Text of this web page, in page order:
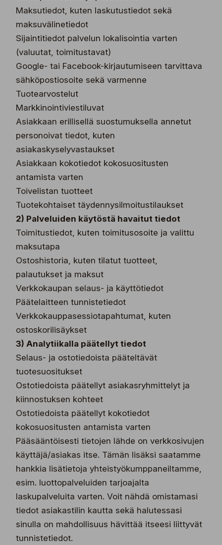
Maksutiedot, kuten laskutustiedot sekä
maksuvälinetiedot
Sijaintitiedot palvelun lokalisointia varten
(valuutat, toimitustavat)
Google- tai Facebook-kirjautumiseen tarvittava
sähköpostiosoite sekä varmenne
Tuotearvostelut
Markkinointiviestiluvat
Asiakkaan erillisellä suostumuksella annetut
personoivat tiedot, kuten
asiakaskyselyvastaukset
Asiakkaan kokotiedot kokosuositusten
antamista varten
Toivelistan tuotteet
Tuotekohtaiset täydennysilmoitustilaukset
2) Palveluiden käytöstä havaitut tiedot
Toimitustiedot, kuten toimitusosoite ja valittu
maksutapa
Ostoshistoria, kuten tilatut tuotteet,
palautukset ja maksut
Verkkokaupan selaus- ja käyttötiedot
Päätelaitteen tunnistetiedot
Verkkokauppasessiotapahtumat, kuten
ostoskorilisäykset
3) Analytiikalla päätellyt tiedot
Selaus- ja ostotiedoista pääteltävät
tuotesuositukset
Ostotiedoista päätellyt asiakasryhmittelyt ja
kiinnostuksen kohteet
Ostotiedoista päätellyt kokotiedot
kokosuositusten antamista varten
Pääsääntöisesti tietojen lähde on verkkosivujen
käyttäjä/asiakas itse. Tämän lisäksi saatamme
hankkia lisätietoja yhteistyökumppaneiltamme,
esim. luottopalveluiden tarjoajalta
laskupalveluita varten. Voit nähdä omistamasi
tiedot asiakastilin kautta sekä halutessasi
sinulla on mahdollisuus hävittää itseesi liittyvät
tunnistetiedot.